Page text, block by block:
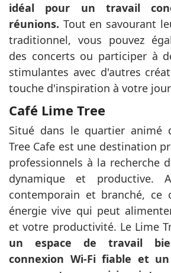
idéal pour un travail
réunions. Tout en savourant
traditionnel, vous pouvez
des concerts ou participer à
stimulantes avec d'autres
touche d'inspiration à votre
Café Lime Tree
Situé dans le quartier animé
Tree Cafe est une destination
professionnels à la recherche
dynamique et productive.
contemporain et branché, ce
énergie vive qui peut
et votre productivité. Le Lime
un espace de travail
connexion Wi-Fi fiable et